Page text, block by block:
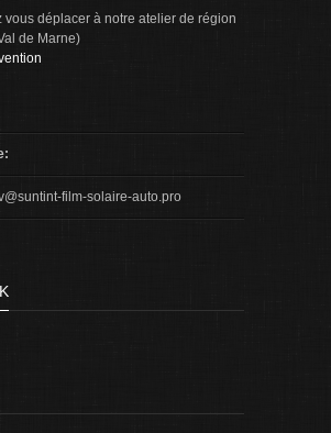
vous déplacer à notre atelier de région
de Marne)
film-solaire-auto.pro